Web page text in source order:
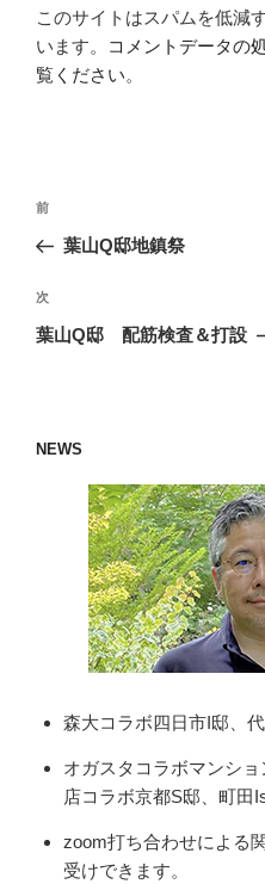
このサイトはスパムを低減
います。
コメントデータの
覧ください。
投
ナ
ビ
ゲ
ン
過
去
投
稿
前
葉山Q邸地鎮祭
次
の
次
葉山Q邸 配筋検査＆打設
NEWS
森大コラボ四日市I邸、
オガスタコラボマンシ
店コラボ京都S邸、町田
zoom打ち合わせによる
受けできます。